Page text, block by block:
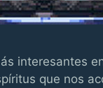
interesantes
que nos